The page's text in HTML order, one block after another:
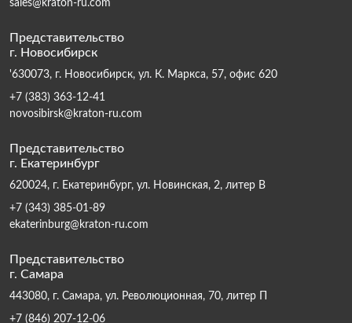
sales@kraton-ru.com
Представительство
г. Новосибирск
'630073, г. Новосибирск, ул. К. Маркса, 57, офис 620
+7 (383) 363-12-41
novosibirsk@kraton-ru.com
Представительство
г. Екатеринбург
620024, г. Екатеринбург, ул. Новинская, 2, литер В
+7 (343) 385-01-89
ekaterinburg@kraton-ru.com
Представительство
г. Самара
443080, г. Самара, ул. Революционная, 70, литер П
+7 (846) 207-12-06